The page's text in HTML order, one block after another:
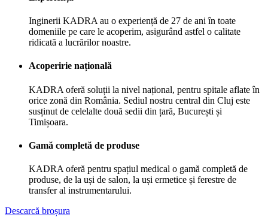
Inginerii KADRA au o experiență de 27 de ani în toate
domeniile pe care le acoperim, asigurând astfel o calitate
ridicată a lucrărilor noastre.
Acoperirie națională
KADRA oferă soluții la nivel național, pentru spitale aflate în
orice zonă din România. Sediul nostru central din Cluj este
susținut de celelalte două sedii din țară, București și
Timișoara.
Gamă completă de produse
KADRA oferă pentru spațiul medical o gamă completă de
produse, de la uși de salon, la uși ermetice și ferestre de
transfer al instrumentarului.
Descarcă broșura